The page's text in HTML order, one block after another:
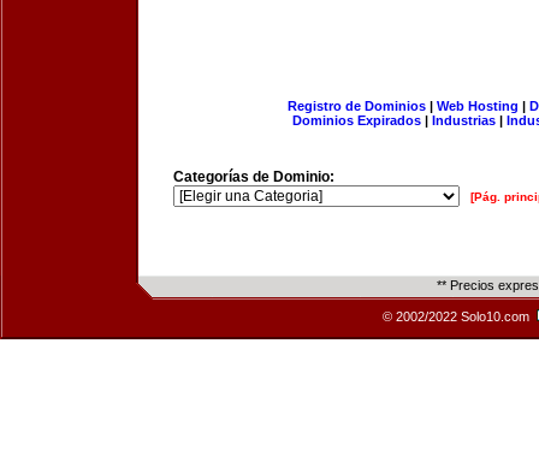
Registro de Dominios| Web Hosting |
Dominios Expirados | Industrias |
Categorías de Dominio:
[Pág.
** Precios
© 2002/2022 Solo10.com